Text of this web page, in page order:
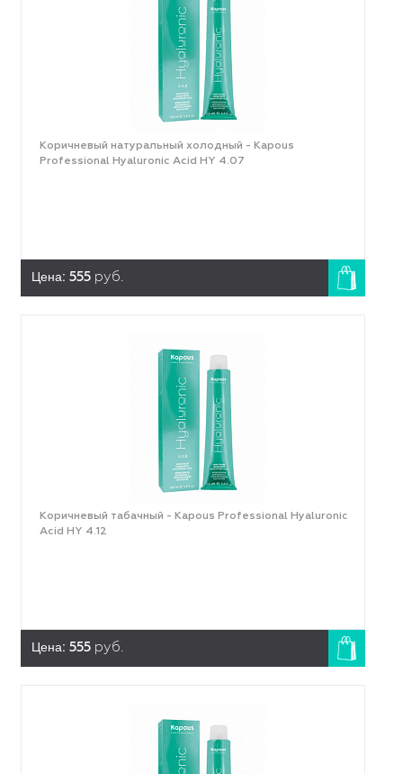
Коричневый натуральный холодный - Kapous
Professional Hyaluronic Acid HY 4.07
Цена: 555 руб.
Коричневый табачный - Kapous Professional Hyaluronic
Acid HY 4.12
Цена: 555 руб.